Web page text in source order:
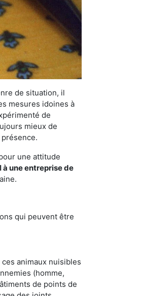
de situation, il
mesures idoines à
de
mieux de
une attitude
à une entreprise de
qui peuvent être
animaux nuisibles
(homme,
de points de